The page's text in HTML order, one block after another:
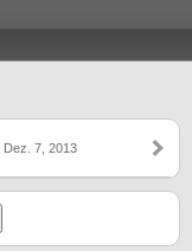
Dez. 7, 2013